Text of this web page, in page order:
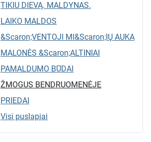
TIKIU DIEVĄ. MALDYNAS.
LAIKO MALDOS
&Scaron;VENTOJI MI&Scaron;IŲ AUKA
MALONĖS &Scaron;ALTINIAI
PAMALDUMO BŪDAI
ŽMOGUS BENDRUOMENĖJE
PRIEDAI
Visi puslapiai